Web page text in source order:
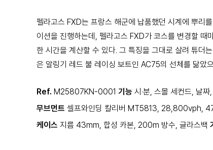
펠라고스 FXD는 프랑스 해군에 납품했던 시계에 뿌리
이션을 진행하는데, 펠라고스 FXD가 코스를 변경할 때
한 시간을 계산할 수 있다. 그 특징을 그대로 살려 튜더
은 알링기 레드 불 레이싱 보트인 AC75의 선체를 닮았
Ref. M25807KN-0001 기능 시·분, 스몰 세컨드, 날
무브먼트 셀프와인딩 칼리버 MT5813, 28,800vph,
케이스 지름 43mm, 합성 카본, 200m 방수, 글라스백